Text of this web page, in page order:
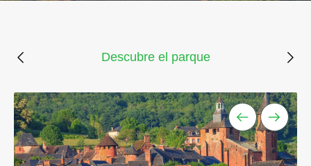
Descubre el parque